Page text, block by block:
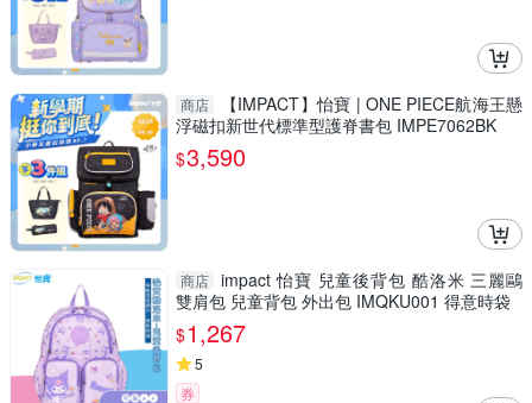
商店
【IMPACT】怡寶 | ONE PIECE航海王懸
浮磁扣新世代標準型護脊書包 IMPE7062BK
$3,590
商店 impact 怡寶 兒童後背包 酷洛米 三麗鷗
雙肩包 兒童背包 外出包 IMQKU001 得意時袋
$1,267
5
券